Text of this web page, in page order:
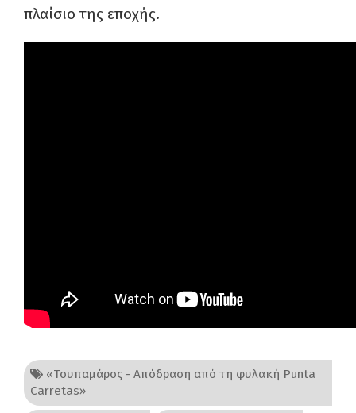
πλαίσιο της εποχής.
«Τουπαμάρος - Απόδραση από τη φυλακή Punta
Carretas»